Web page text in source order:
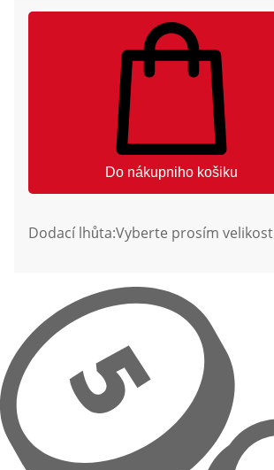
Do nákupniho košiku
Dodací lhůta:Vyberte prosím velikost